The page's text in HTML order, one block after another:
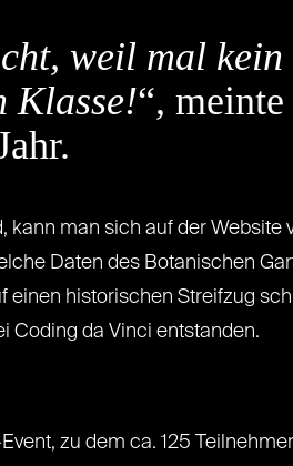
weil mal kein
Klasse!“,
man sich auf der Website
Daten des Botanischen
einen historischen Streifzug
Coding da Vinci entstanden.
zu dem ca. 125